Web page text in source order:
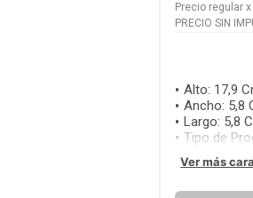
Precio regular x
PRECIO SIN
Alto: 17,9
Ancho: 5,8
Largo: 5,8
Tipo de
Ver más